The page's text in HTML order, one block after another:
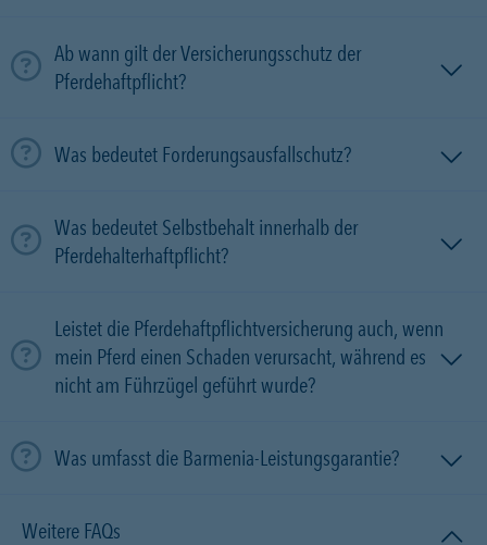
Ab wann gilt der Versicherungsschutz der
Pferdehaftpflicht?
Was bedeutet Forderungsausfallschutz?
Was bedeutet Selbstbehalt innerhalb der
Pferdehalterhaftpflicht?
Leistet die Pferdehaftpflichtversicherung auch, wenn
mein Pferd einen Schaden verursacht, während es
nicht am Führzügel geführt wurde?
Was umfasst die Barmenia-Leistungsgarantie?
Weitere FAQs